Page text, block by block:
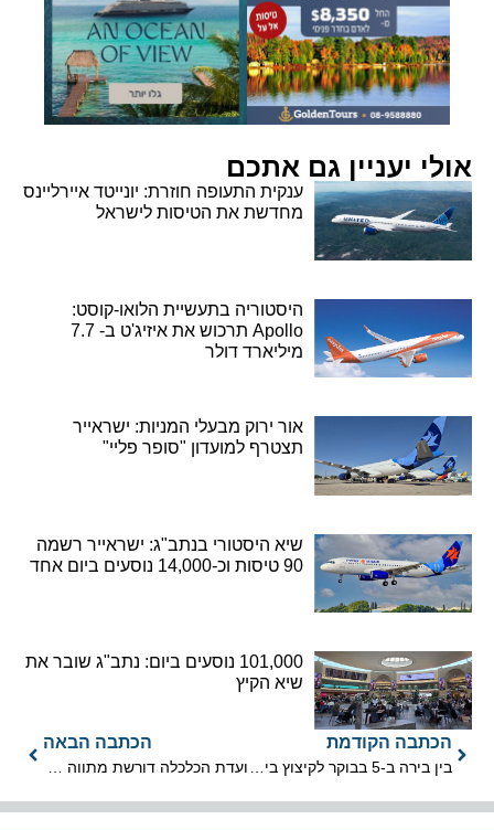
אולי יעניין גם אתכם
ענקית התעופה חוזרת: יונייטד איירליינס
מחדשת את הטיסות לישראל
היסטוריה בתעשיית הלואו-קוסט:
Apollo תרכוש את איזיג'ט ב- 7.7
מיליארד דולר
אור ירוק מבעלי המניות: ישראייר
תצטרף למועדון "סופר פליי"
שיא היסטורי בנתב"ג: ישראייר רשמה
90 טיסות וכ-14,000 נוסעים ביום אחד
101,000 נוסעים ביום: נתב"ג שובר את
שיא הקיץ
הכתבה הקודמת
בין בירה ב-5 בבוקר לקיצוץ ביוון: המלחמה הכוללת של ריינאייר בנמלי התעופה
הכתבה הבאה
ועדת הכלכלה דורשת מתווה פיצויים לענף התעופה בעקבות "שאגת הארי"